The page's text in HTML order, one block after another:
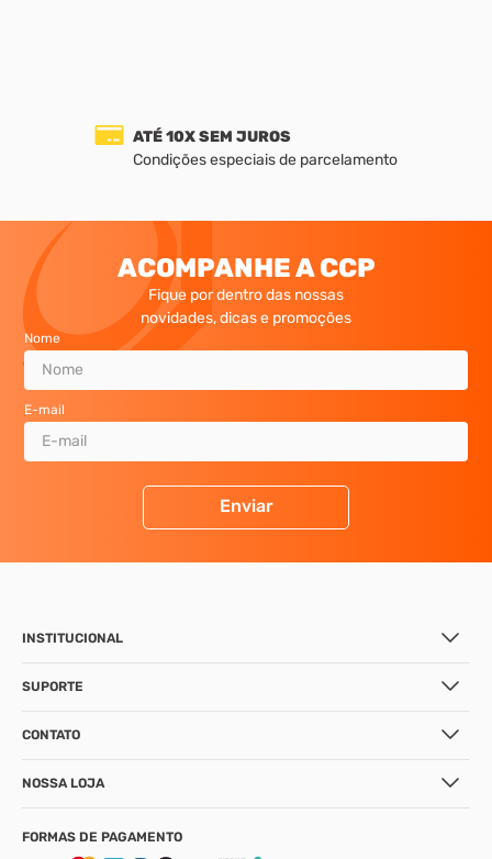
ATÉ 10X SEM JUROS
Condições especiais de parcelamento
ACOMPANHE A CCP
Fique por dentro das nossas
novidades, dicas e promoções
Nome
E-mail
Enviar
INSTITUCIONAL
SUPORTE
CONTATO
NOSSA LOJA
FORMAS DE PAGAMENTO